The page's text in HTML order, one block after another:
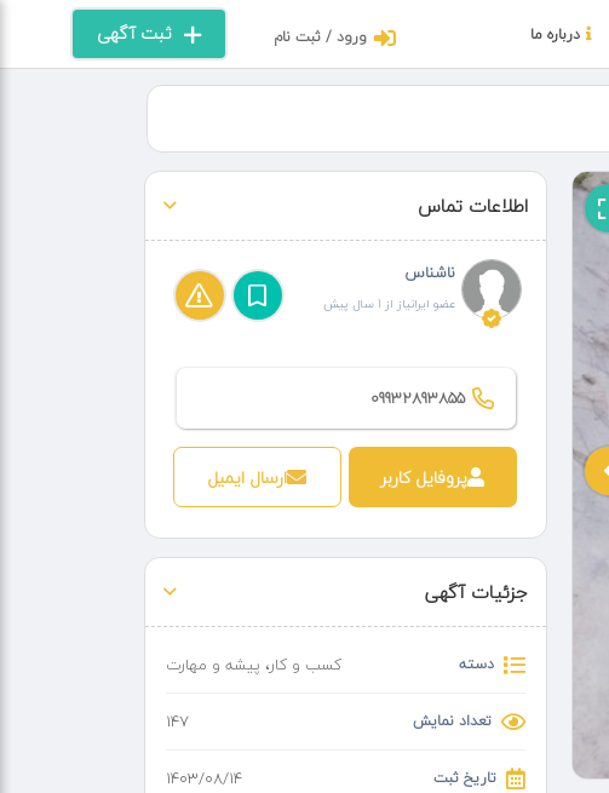
ثبت آگهی ورود / ثبت نام درباره ما
اطلاعات تماس
ناشناس
عضو ایرانیاز از 1 سال پیش
09932893855
پروفایل کاربر ارسال ایمیل
جزئیات آگهی
دسته کسب و کار، پیشه و مهارت
تعداد نمایش 147
تاریخ ثبت ۱۴۰۳/۰۸/۱۴